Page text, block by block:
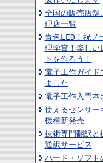
全国の販売店舗
理店一覧
青色LED！祝ノ
理学賞！楽しい
トを作ろう！
電子工作ガイド
ました
電子工作入門本
使えるセンサー
機種新発売
技術専門翻訳と
通訳サービス
ハード・ソフト